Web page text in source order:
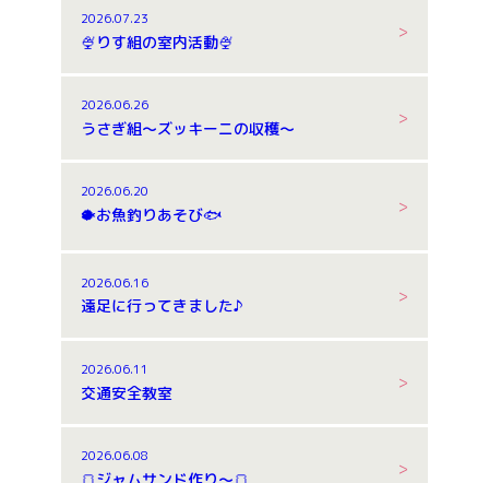
2026.07.23
🍨りす組の室内活動🍨
2026.06.26
うさぎ組～ズッキーニの収穫～
2026.06.20
🐡お魚釣りあそび🐟
2026.06.16
遠足に行ってきました♪
2026.06.11
交通安全教室
2026.06.08